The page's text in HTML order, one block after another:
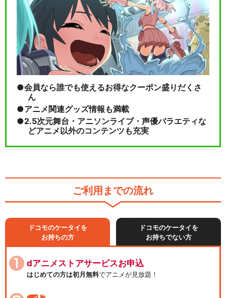
会員なら誰でも使えるお得なクーポン盛りだくさ
ん
アニメ関連グッズ情報も満載
2.5次元舞台・アニソンライブ・声優バラエティな
どアニメ以外のコンテンツも充実
ご利用までの流れ
ドコモのケータイを
お持ちの方
ドコモのケータイを
お持ちでない方
dアニメストアサービスお申込
はじめての方は初月無料でアニメが見放題！